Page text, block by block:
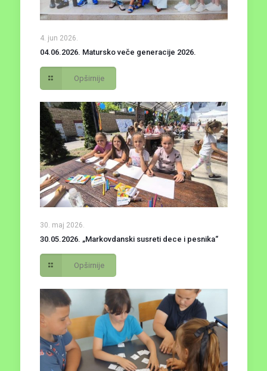
4. jun 2026.
04.06.2026. Matursko veče generacije 2026.
Opširnije
30. maj 2026.
30.05.2026. „Markovdanski susreti dece i pesnika“
Opširnije